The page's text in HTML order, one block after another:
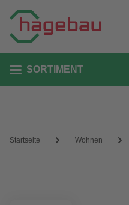
SORTIMENT
Startseite Wohnen